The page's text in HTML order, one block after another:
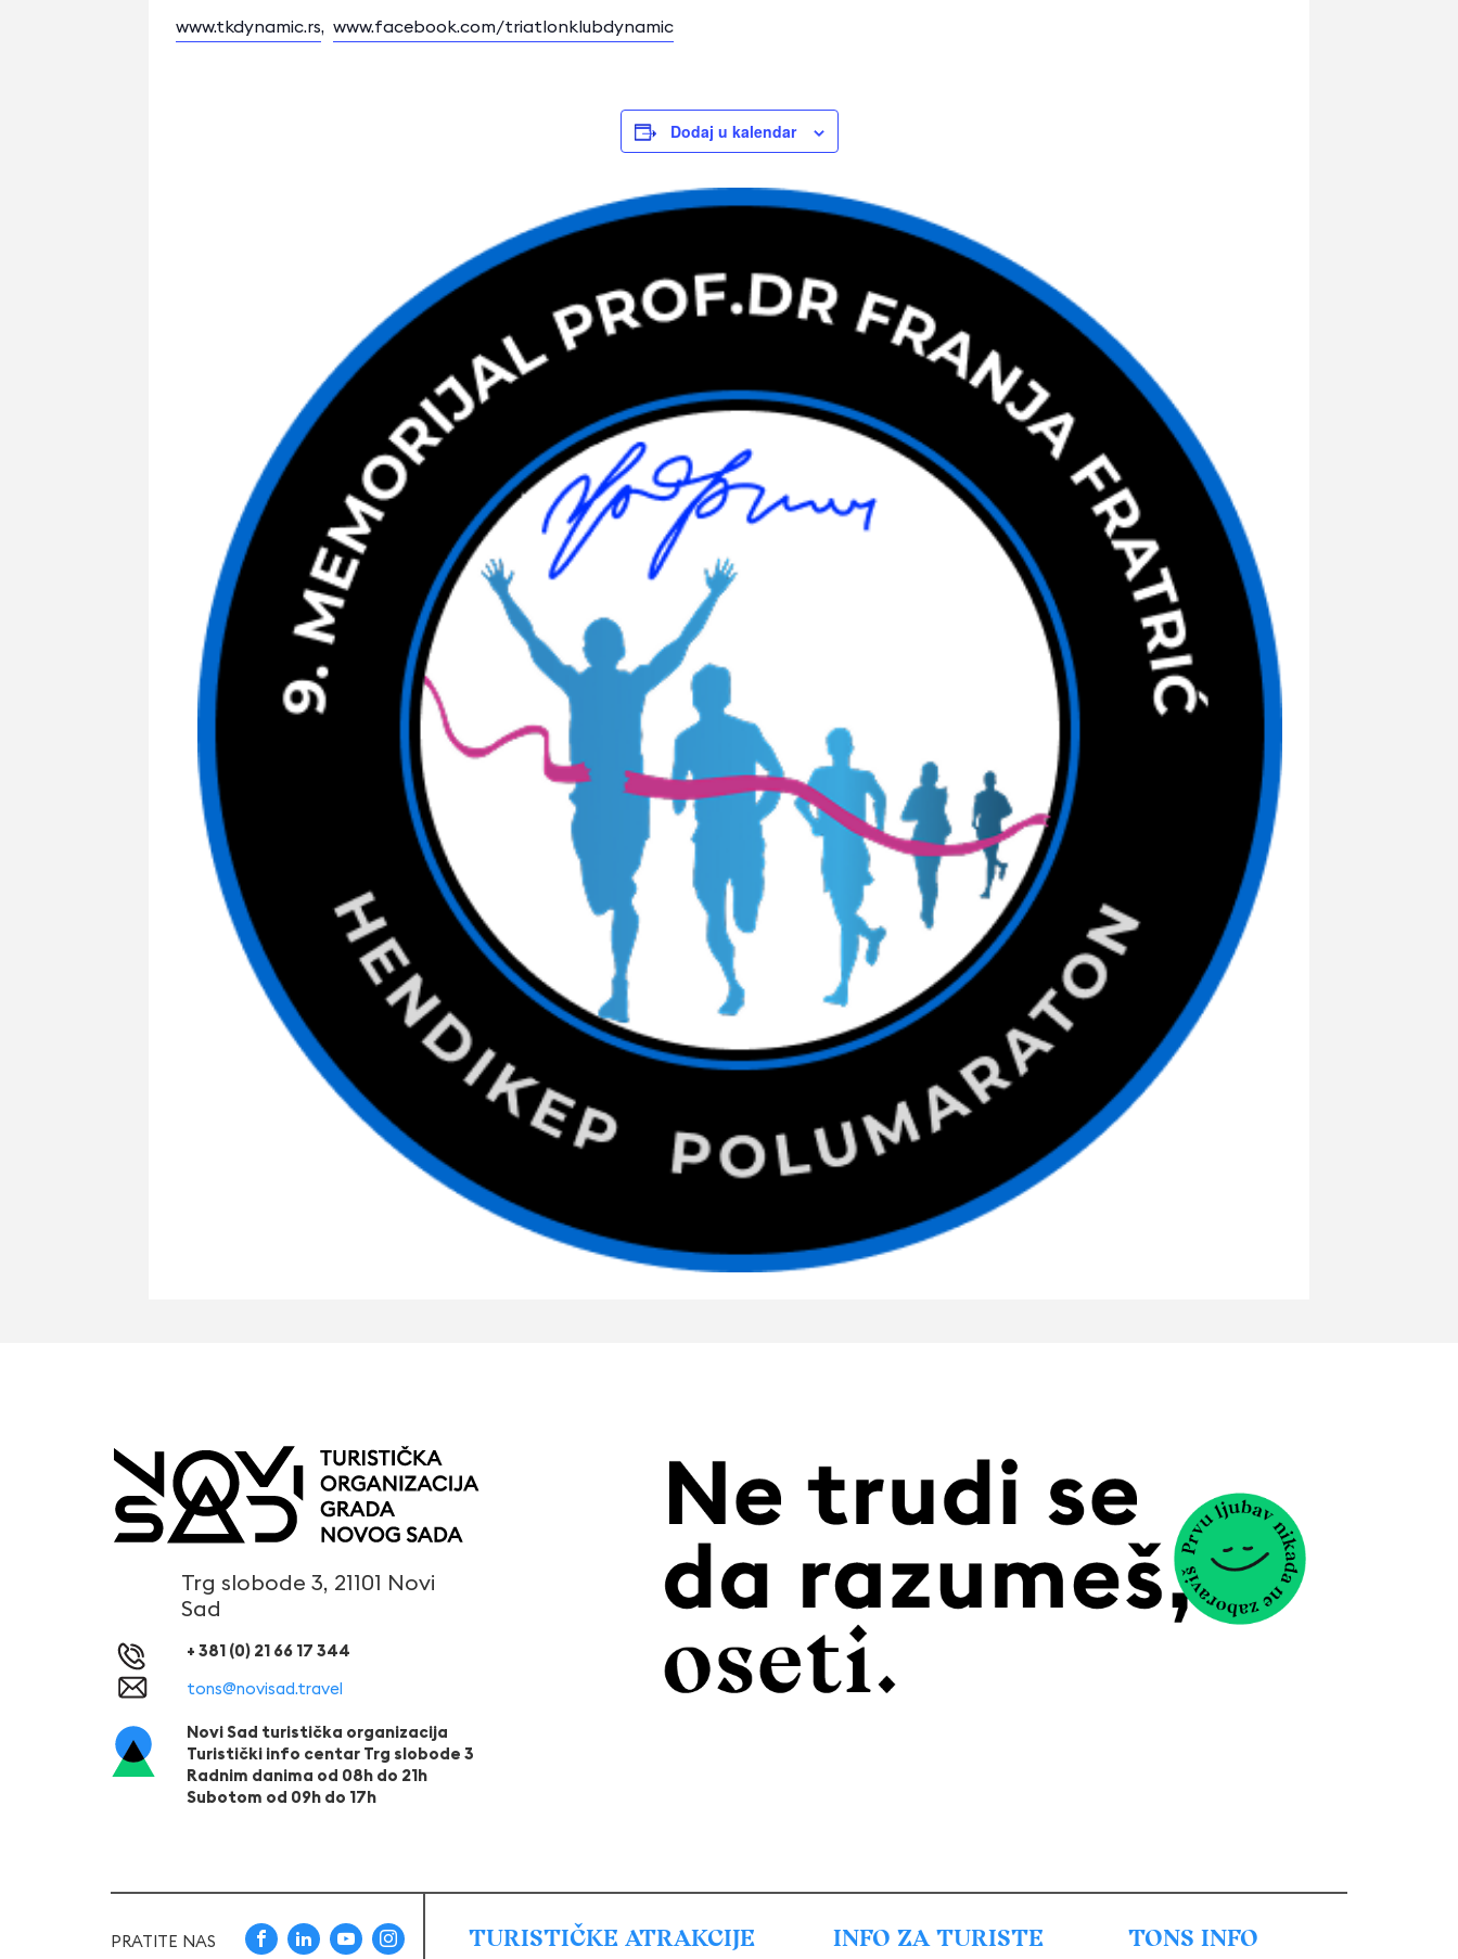
www.tkdynamic.rs, www.facebook.com/triatlonklubdynamic
Dodaj u kalendar
Trg slobode 3, 21101 Novi
Sad
+ 381 (0) 21 66 17 344
tons@novisad.travel
Novi Sad turistička organizacija
Turistički info centar Trg slobode 3
Radnim danima od 08h do 21h
Subotom od 09h do 17h
PRATITE NAS TURISTIČKE ATRAKCIJE INFO ZA TURISTE TONS INFO